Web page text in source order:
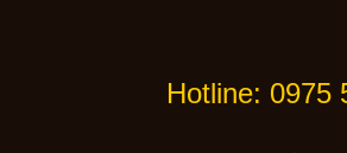
Hotline: 0975